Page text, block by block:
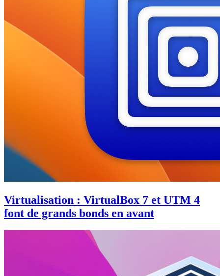
Virtualisation : VirtualBox 7 et UTM 4
font de grands bonds en avant